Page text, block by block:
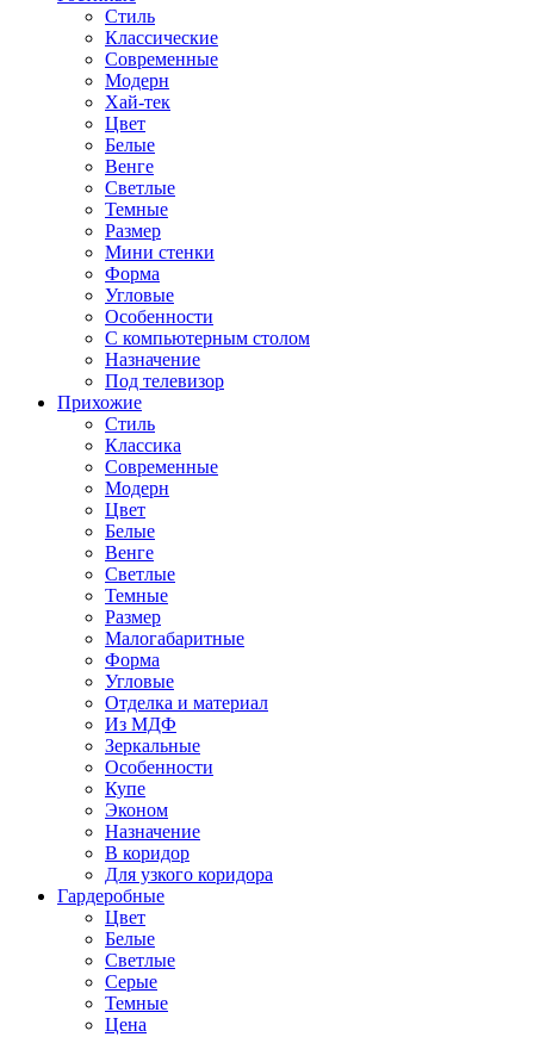
Стиль
Классические
Современные
Модерн
Хай-тек
Цвет
Белые
Венге
Светлые
Темные
Размер
Мини стенки
Форма
Угловые
Особенности
С компьютерным столом
Назначение
Под телевизор
Прихожие
Стиль
Классика
Современные
Модерн
Цвет
Белые
Венге
Светлые
Темные
Размер
Малогабаритные
Форма
Угловые
Отделка и материал
Из МДФ
Зеркальные
Особенности
Купе
Эконом
Назначение
В коридор
Для узкого коридора
Гардеробные
Цвет
Белые
Светлые
Серые
Темные
Цена